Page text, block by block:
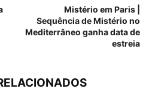
Mistério em Paris |
Sequência de Mistério no
Mediterrâneo ganha data de
estreia